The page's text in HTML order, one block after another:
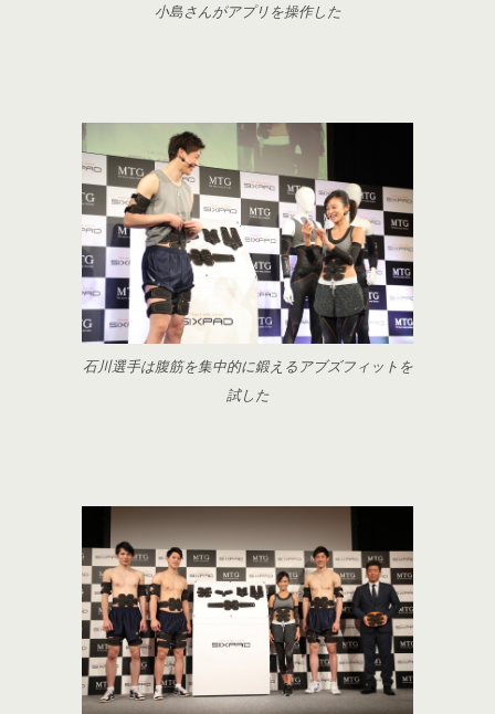
小島さんがアプリを操作した
石川選手は腹筋を集中的に鍛えるアブズフィットを
試した